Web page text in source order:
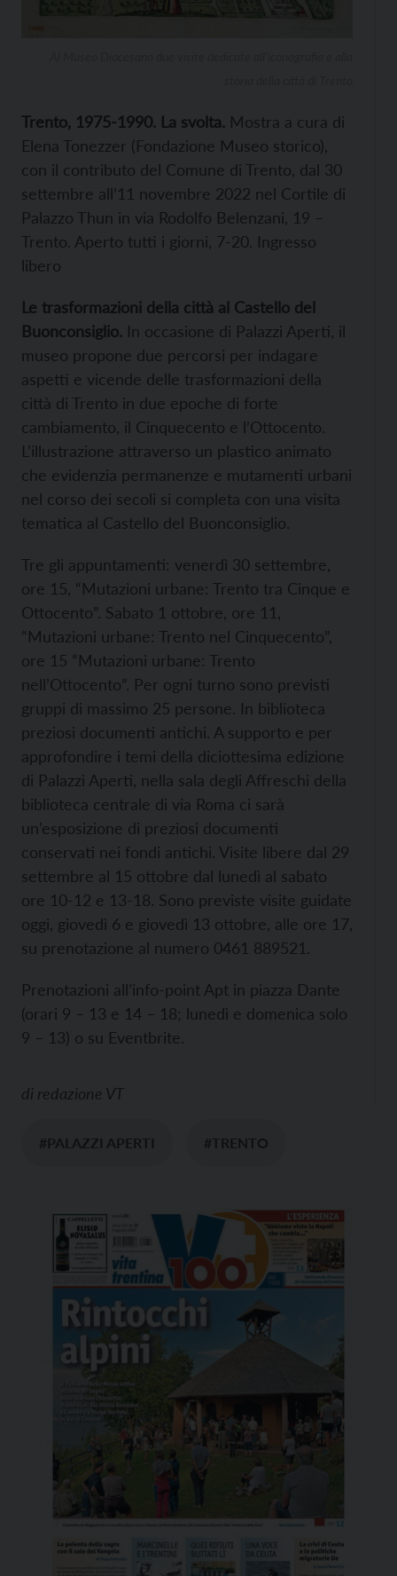
Trento, 1975-1990. La svolta. Mostra a cura di
Elena Tonezzer (Fondazione Museo storico),
con il contributo del Comune di Trento, dal 30
settembre all’11 novembre 2022 nel Cortile di
Palazzo Thun in via Rodolfo Belenzani, 19 –
Trento. Aperto tutti i giorni, 7-20. Ingresso
libero
Le trasformazioni della città al Castello del
Buonconsiglio. In occasione di Palazzi Aperti, il
museo propone due percorsi per indagare
aspetti e vicende delle trasformazioni della
città di Trento in due epoche di forte
cambiamento, il Cinquecento e l’Ottocento.
L’illustrazione attraverso un plastico animato
che evidenzia permanenze e mutamenti urbani
nel corso dei secoli si completa con una visita
tematica al Castello del Buonconsiglio.
Tre gli appuntamenti: venerdì 30 settembre,
ore 15, “Mutazioni urbane: Trento tra Cinque e
Ottocento”. Sabato 1 ottobre, ore 11,
“Mutazioni urbane: Trento nel Cinquecento”,
ore 15 “Mutazioni urbane: Trento
nell’Ottocento”. Per ogni turno sono previsti
gruppi di massimo 25 persone. In biblioteca
preziosi documenti antichi. A supporto e per
approfondire i temi della diciottesima edizione
di Palazzi Aperti, nella sala degli Affreschi della
biblioteca centrale di via Roma ci sarà
un’esposizione di preziosi documenti
conservati nei fondi antichi. Visite libere dal 29
settembre al 15 ottobre dal lunedì al sabato
ore 10-12 e 13-18. Sono previste visite guidate
oggi, giovedì 6 e giovedì 13 ottobre, alle ore 17,
su prenotazione al numero 0461 889521.
Prenotazioni all’info-point Apt in piazza Dante
(orari 9 – 13 e 14 – 18; lunedì e domenica solo
9 – 13) o su Eventbrite.
di redazione VT
#PALAZZI APERTI #TRENTO